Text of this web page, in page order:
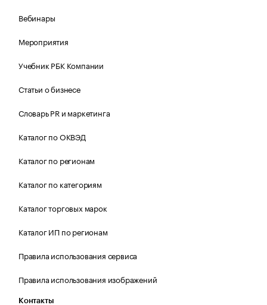
Вебинары
Мероприятия
Учебник РБК Компании
Статьи о бизнесе
Словарь PR и маркетинга
Каталог по ОКВЭД
Каталог по регионам
Каталог по категориям
Каталог торговых марок
Каталог ИП по регионам
Правила использования сервиса
Правила использования изображений
Контакты